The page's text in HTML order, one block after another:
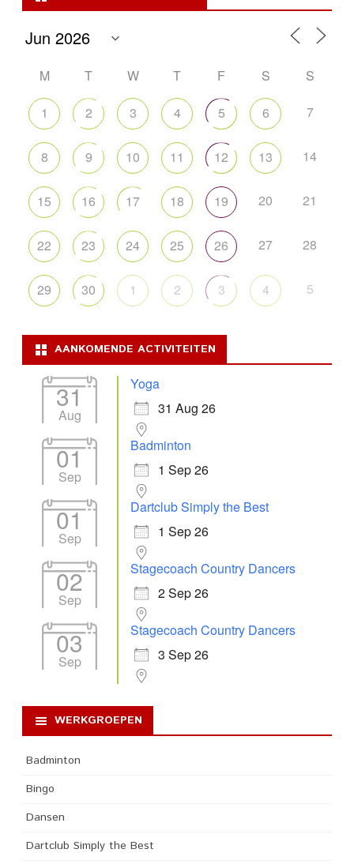
M T W T F S S
1 2 3 4 5 6 7
8 9 10 11 12 13 14
15 16 17 18 19 20 21
22 23 24 25 26 27 28
29 30 1 2 3 4 5
AANKOMENDE ACTIVITEITEN
31
Aug
Yoga
31 Aug 26
01
Sep
Badminton
1 Sep 26
01
Sep
Dartclub Simply the Best
1 Sep 26
02
Sep
Stagecoach Country Dancers
2 Sep 26
03
Sep
Stagecoach Country Dancers
3 Sep 26
WERKGROEPEN
Badminton
Bingo
Dansen
Dartclub Simply the Best